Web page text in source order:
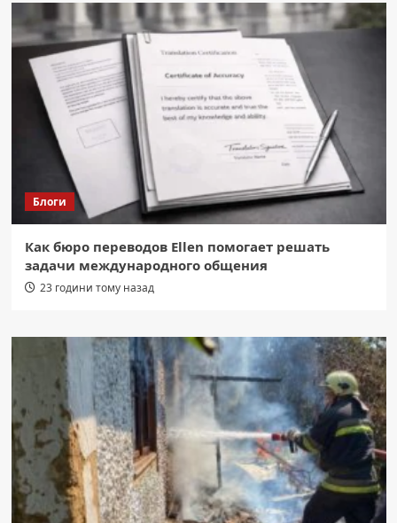
Блоги
Как бюро переводов Ellen помогает решать
задачи международного общения
23 години тому назад